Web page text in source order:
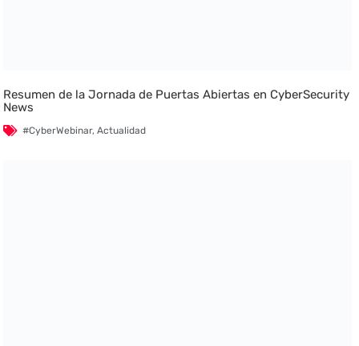
Resumen de la Jornada de Puertas Abiertas en CyberSecurity
News
#CyberWebinar,Actualidad